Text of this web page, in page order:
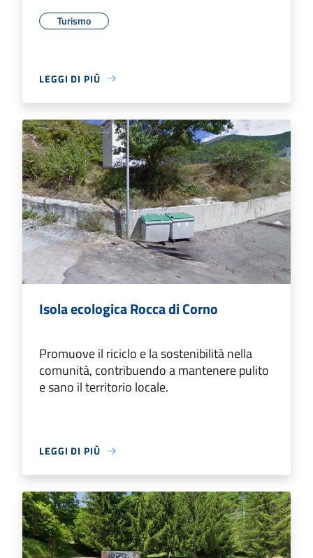
Turismo
LEGGI DI PIÙ
Isola ecologica Rocca di Corno
Promuove il riciclo e la sostenibilità nella
comunità, contribuendo a mantenere pulito
e sano il territorio locale.
LEGGI DI PIÙ